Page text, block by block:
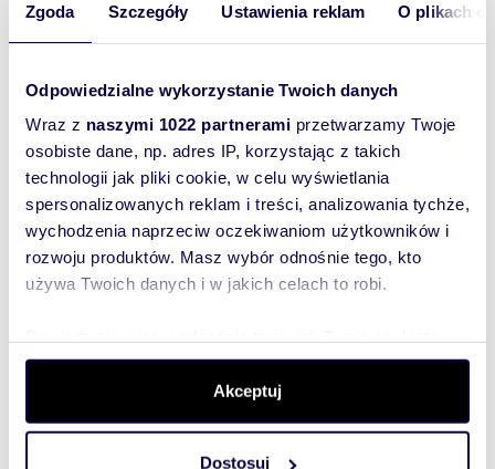
Zgoda Szczegóły Ustawienia reklam O plikach
Odpowiedzialne wykorzystanie Twoich danych
Wraz z naszymi 1022 partnerami przetwarzamy Twoje
osobiste dane, np. adres IP, korzystając z takich
technologii jak pliki cookie, w celu wyświetlania
spersonalizowanych reklam i treści, analizowania tychże,
wychodzenia naprzeciw oczekiwaniom użytkowników i
rozwoju produktów. Masz wybór odnośnie tego, kto
używa Twoich danych i w jakich celach to robi.
dane są przetwarzane oraz ustaw własne preferencje w
. W Deklaracji plików cookie możesz
zmienić lub wycofać swoją zgodę w dowolnej chwili.
Akceptuj
Dostosuj
Niniejsze ogłoszenie ma jedynie charakter
informacyjny i nie stanowi oferty handlowej w
Jeśli rozważasz sprzedaż swojej nieruchomości –
skontaktuj się z nami: + 48 22 625 15 15
www.strzelczyk.pl
------------------------------------
Oferta wysłana z programu dla biur
nieruchomości ASARI CRM (asaricrm.com)
Rozwiń opis
na sprzedaż
Powierzchni
9 700 m2